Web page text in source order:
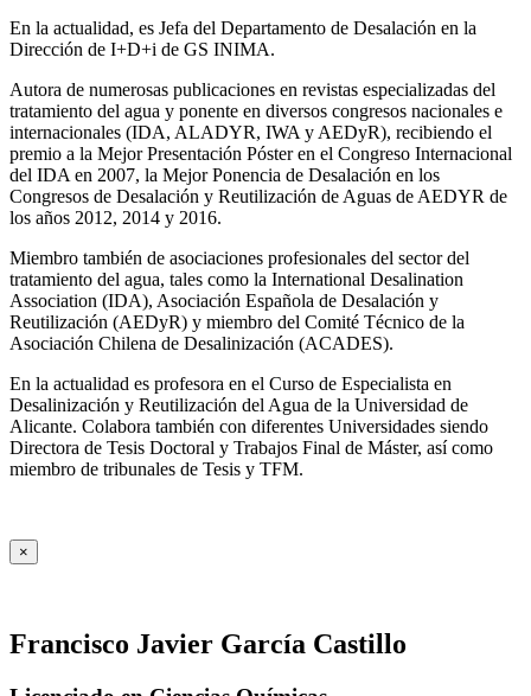
En la actualidad, es Jefa del Departamento de Desalación en la
Dirección de I+D+i de GS INIMA.
Autora de numerosas publicaciones en revistas especializadas del
tratamiento del agua y ponente en diversos congresos nacionales e
internacionales (IDA, ALADYR, IWA y AEDyR), recibiendo el
premio a la Mejor Presentación Póster en el Congreso Internacional
del IDA en 2007, la Mejor Ponencia de Desalación en los
Congresos de Desalación y Reutilización de Aguas de AEDYR de
los años 2012, 2014 y 2016.
Miembro también de asociaciones profesionales del sector del
tratamiento del agua, tales como la International Desalination
Association (IDA), Asociación Española de Desalación y
Reutilización (AEDyR) y miembro del Comité Técnico de la
Asociación Chilena de Desalinización (ACADES).
En la actualidad es profesora en el Curso de Especialista en
Desalinización y Reutilización del Agua de la Universidad de
Alicante. Colabora también con diferentes Universidades siendo
Directora de Tesis Doctoral y Trabajos Final de Máster, así como
miembro de tribunales de Tesis y TFM.
×
Francisco Javier García Castillo